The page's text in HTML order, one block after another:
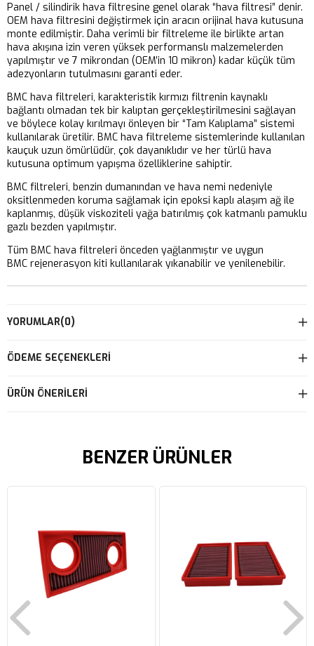
Panel / silindirik hava filtresine genel olarak “hava filtresi” denir.
OEM hava filtresini değiştirmek için aracın orijinal hava kutusuna
monte edilmiştir. Daha verimli bir filtreleme ile birlikte artan
hava akışına izin veren yüksek performanslı malzemelerden
yapılmıştır ve 7 mikrondan (OEM’in 10 mikron) kadar küçük tüm
adezyonların tutulmasını garanti eder.
BMC hava filtreleri, karakteristik kırmızı filtrenin kaynaklı
bağlantı olmadan tek bir kalıptan gerçekleştirilmesini sağlayan
ve böylece kolay kırılmayı önleyen bir “Tam Kalıplama” sistemi
kullanılarak üretilir. BMC hava filtreleme sistemlerinde kullanılan
kauçuk uzun ömürlüdür, çok dayanıklıdır ve her türlü hava
kutusuna optimum yapışma özelliklerine sahiptir.
BMC filtreleri, benzin dumanından ve hava nemi nedeniyle
oksitlenmeden koruma sağlamak için epoksi kaplı alaşım ağ ile
kaplanmış, düşük viskoziteli yağa batırılmış çok katmanlı pamuklu
gazlı bezden yapılmıştır.
Tüm BMC hava filtreleri önceden yağlanmıştır ve uygun
BMC rejenerasyon kiti kullanılarak yıkanabilir ve yenilenebilir.
YORUMLAR(0)
ÖDEME SEÇENEKLERI
ÜRÜN ÖNERILERI
BENZER ÜRÜNLER